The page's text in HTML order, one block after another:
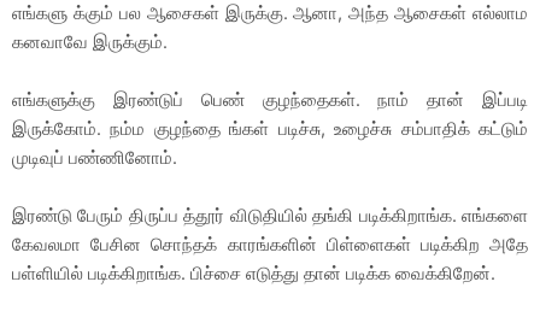
எங்களு க்கும் பல ஆசைகள் இருக்கு. ஆனா, அந்த ஆசைகள் எல்லாம
கனவாவே இருக்கும்.
எங்களுக்கு இரண்டுப் பெண் குழந்தைகள். நாம் தான் இப்படி
இருக்கோம். நம்ம குழந்தை ங்கள் படிச்சு, உழைச்சு சம்பாதிக் கட்டும்
முடிவுப் பண்ணினோம்.
இரண்டு பேரும் திருப்ப த்தூர் விடுதியில் தங்கி படிக்கிறாங்க. எங்களை
கேவலமா பேசின சொந்தக் காரங்களின் பிள்ளைகள் படிக்கிற அதே
பள்ளியில் படிக்கிறாங்க. பிச்சை எடுத்து தான் படிக்க வைக்கிறேன்.